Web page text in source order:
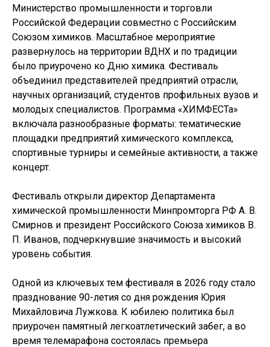
Министерство промышленности и торговли
Российской Федерации совместно с Российским
Союзом химиков. Масштабное мероприятие
развернулось на территории ВДНХ и по традиции
было приурочено ко Дню химика. Фестиваль
объединил представителей предприятий отрасли,
научных организаций, студентов профильных вузов и
молодых специалистов. Программа «ХИМФЕСТа»
включала разнообразные форматы: тематические
площадки предприятий химического комплекса,
спортивные турниры и семейные активности, а также
концерт.
Фестиваль открыли директор Департамента
химической промышленности Минпромторга РФ А. В.
Смирнов и президент Российского Союза химиков В.
П. Иванов, подчеркнувшие значимость и высокий
уровень события.
Одной из ключевых тем фестиваля в 2026 году стало
празднование 90-летия со дня рождения Юрия
Михайловича Лужкова. К юбилею политика был
приурочен памятный легкоатлетический забег, а во
время телемарафона состоялась премьера